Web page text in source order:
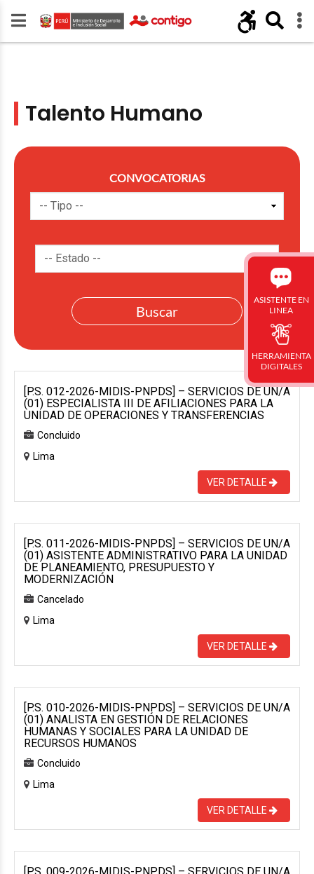
Talento Humano
CONVOCATORIAS
[P.S. 012-2026-MIDIS-PNPDS] – SERVICIOS DE UN/A
(01) ESPECIALISTA III DE AFILIACIONES PARA LA
UNIDAD DE OPERACIONES Y TRANSFERENCIAS
Concluido
Lima
VER DETALLE
[P.S. 011-2026-MIDIS-PNPDS] – SERVICIOS DE UN/A
(01) ASISTENTE ADMINISTRATIVO PARA LA UNIDAD
DE PLANEAMIENTO, PRESUPUESTO Y
MODERNIZACIÓN
Cancelado
Lima
VER DETALLE
[P.S. 010-2026-MIDIS-PNPDS] – SERVICIOS DE UN/A
(01) ANALISTA EN GESTIÓN DE RELACIONES
HUMANAS Y SOCIALES PARA LA UNIDAD DE
RECURSOS HUMANOS
Concluido
Lima
VER DETALLE
ASISTENTE EN
LINEA
HERRAMIENTA
DIGITALES